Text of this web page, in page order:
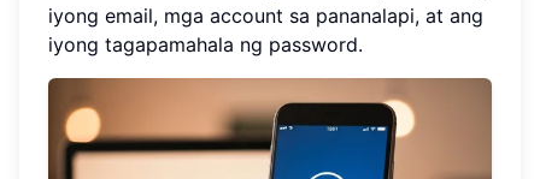
iyong email, mga account sa pananalapi, at ang
iyong tagapamahala ng password.